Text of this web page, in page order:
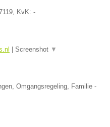
, KvK: -
| Screenshot ▼
Omgangsregeling, Familie -